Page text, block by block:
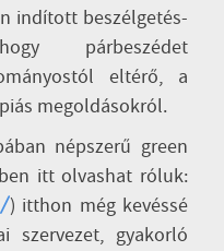
indított beszélgetés-
párbeszédet
eltérő, a
megoldásokról.
népszerű green
itt olvashat róluk:
) itthon még kevéssé
szervezet, gyakorló